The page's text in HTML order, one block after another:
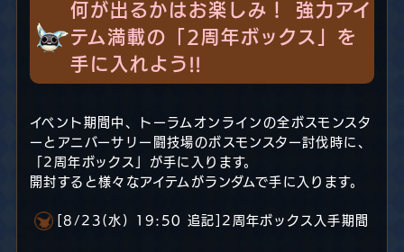
何が出るかはお楽しみ！ 強力アイ
テム満載の「2周年ボックス」を
手に入れよう!!
イベント期間中、トーラムオンラインの全ボスモンスタ
ーとアニバーサリー闘技場のボスモンスター討伐時に、
「2周年ボックス」が手に入ります。
開封すると様々なアイテムがランダムで手に入ります。
[8/23(水) 19:50 追記]2周年ボックス入手期間